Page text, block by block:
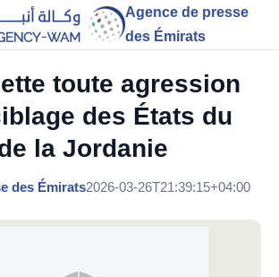
Agence de presse
des Émirats
toute agression
des États du
la Jordanie
des Émirats2026-03-26T21:39:15+04:00